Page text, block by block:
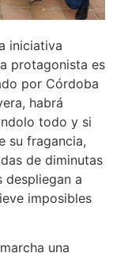
iniciativa
protagonista es
por Córdoba
habrá
todo y si
su fragancia,
de diminutas
despliegan a
imposibles
una